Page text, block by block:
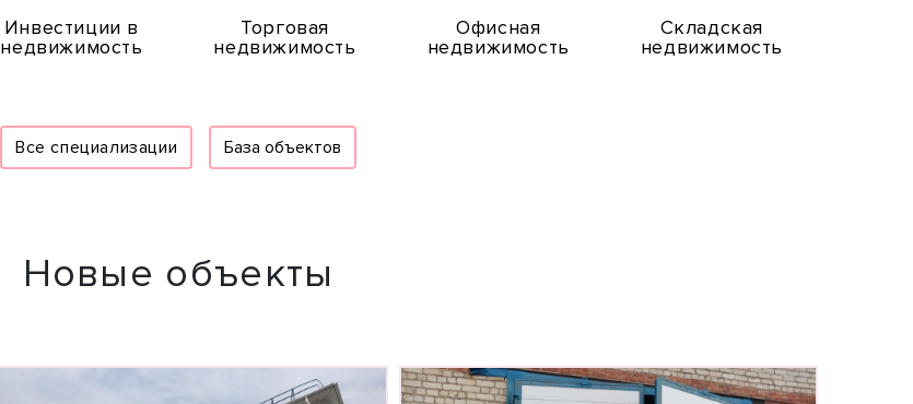
Инвестиции в
недвижимость
Торговая
недвижимость
Офисная
недвижимость
Складская
недвижимость
Все специализации База объектов
Новые объекты